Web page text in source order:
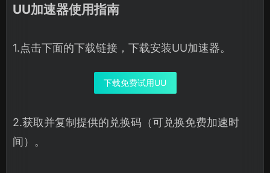
UU加速器使用指南
1.点击下面的下载链接，下载安装UU加速器。
下载免费试用UU
2.获取并复制提供的兑换码（可兑换免费加速时
间）。